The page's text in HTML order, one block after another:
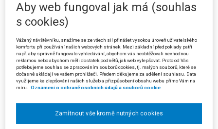
předložil advokát navrhovatelů) především, že dům byl vystavěn, resp.
dokončen, v roce 1911, kdy bylo tehdejšímu vlastníku dáno povolení k
užívání. Podle technické stavební dokumentace i ostatních dokladů ve
spise šlo o obytný dům, rodinnou vilu. V období II. světové války v
důsledku arizačních opatření (pravděpodobně jejich druhé vlny po
nařízení říšského protektora o péči o Židy a židovské organizace z 5. 3.
1940) majetek přešel na Německou říši a v roce 1942 byla v domě
zřízena německá lidová škola. Ke školským účelům (jako mateřská
škola) slouží dům dodnes a byly v něm za tím účelem prováděny i
zavedena národní správa (bez uvedení právního předpisu, podle kterého
se tak stalo, pravděpodobně proto, že šlo o majetek, kterého se vlastník
neujal nebo ujmout nemohl); ta byla zrušena 9. 4. 1947. Národní správa,
Aby web fungoval jak má (souhlas
s cookies)
Vážený návštěvníku, snažíme se ze všech sil přinášet vysokou úroveň uživatelského
komfortu při používání našich webových stránek. Mezi základní předpoklady patří
např. aby správně fungovalo vyhledávání, abychom vás neobtěžovali nevhodnou
reklamou nebo abychom měli dostatek podnětů, jak web vylepšovat. Proto od Vás
potřebujeme souhlas se zpracováním souborů cookies, tj. malých souborů, které se
dočasně ukládají ve vašem prohlížeči. Předem děkujeme za udělení souhlasu. Data
využijeme ke zlepšování našich služeb a přizpůsobení obsahu webu přímo Vám na
míru. Oznámení o ochraně osobních údajů a souborů cookie
Zamítnout vše kromě nutných cookies